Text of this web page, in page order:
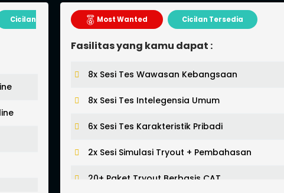
Recommended Cicilan Tersedia
Fasilitas yang kamu dapat :
8x Sesi Tes Wawasan Kebangsaan
8x Sesi Tes Intelegensia Umum
6x Sesi Tes Karakteristik Pribadi
2x Sesi Simulasi Tryout + Pembahasan
20+ Paket Try Out Berbasis CAT